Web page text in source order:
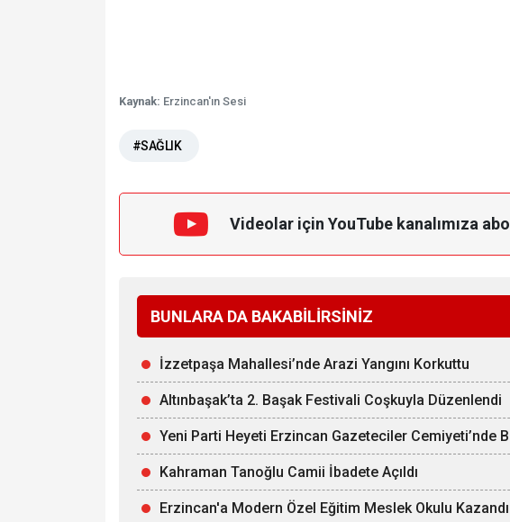
Kaynak: Erzincan'ın Sesi
#SAĞLIK
Videolar için YouTube kanalımıza
BUNLARA DA BAKABİLİRSİNİZ
İzzetpaşa Mahallesi’nde Arazi Yangını Korkuttu
Altınbaşak’ta 2. Başak Festivali Coşkuyla Düzenlendi
Yeni Parti Heyeti Erzincan Gazeteciler Cemiyeti’nde
Kahraman Tanoğlu Camii İbadete Açıldı
Erzincan'a Modern Özel Eğitim Meslek Okulu